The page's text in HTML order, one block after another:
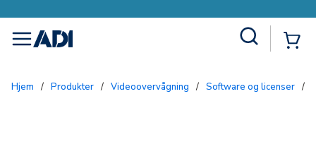
menu
Hjem / Produkter / Videoovervågning / Software og licenser /